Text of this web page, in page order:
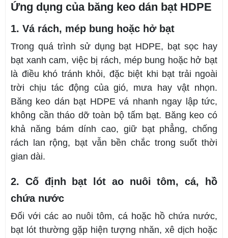
Ứng dụng của băng keo dán bạt HDPE
1. Vá rách, mép bung hoặc hở bạt
Trong quá trình sử dụng bạt HDPE, bạt sọc hay
bạt xanh cam, việc bị rách, mép bung hoặc hở bạt
là điều khó tránh khỏi, đặc biệt khi bạt trải ngoài
trời chịu tác động của gió, mưa hay vật nhọn.
Băng keo dán bạt HDPE vá nhanh ngay lập tức,
không cần tháo dỡ toàn bộ tấm bạt. Băng keo có
khả năng bám dính cao, giữ bạt phẳng, chống
rách lan rộng, bạt vẫn bền chắc trong suốt thời
gian dài.
2. Cố định bạt lót ao nuôi tôm, cá, hồ
chứa nước
Đối với các ao nuôi tôm, cá hoặc hồ chứa nước,
bạt lót thường gặp hiện tượng nhăn, xê dịch hoặc